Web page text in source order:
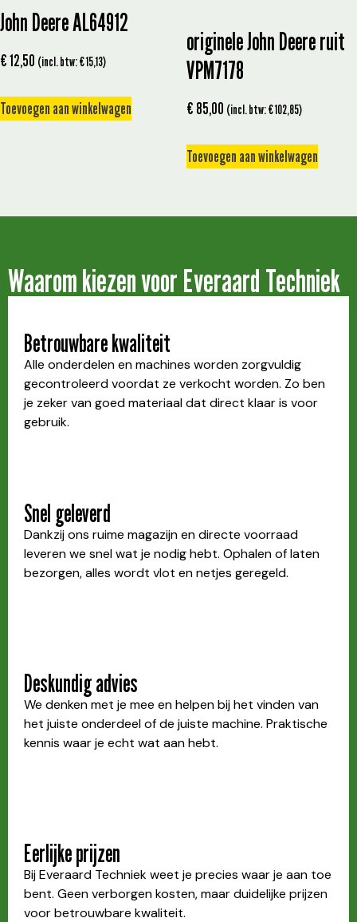
John Deere AL64912
€12,50 (incl. btw:€15,13)
Toevoegen aan winkelwagen
originele John Deere ruit
VPM7178
€ 85,00 (incl. btw:€102,85)
Toevoegen aan winkelwagen
Waarom kiezen voor Everaard Techniek
Betrouwbare kwaliteit
Alle onderdelen en machines worden zorgvuldig
gecontroleerd voordat ze verkocht worden. Zo ben
je zeker van goed materiaal dat direct klaar is voor
gebruik.
Snel geleverd
Dankzij ons ruime magazijn en directe voorraad
leveren we snel wat je nodig hebt. Ophalen of laten
bezorgen, alles wordt vlot en netjes geregeld.
Deskundig advies
We denken met je mee en helpen bij het vinden van
het juiste onderdeel of de juiste machine. Praktische
kennis waar je echt wat aan hebt.
Eerlijke prijzen
Bij Everaard Techniek weet je precies waar je aan toe
bent. Geen verborgen kosten, maar duidelijke prijzen
voor betrouwbare kwaliteit.